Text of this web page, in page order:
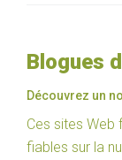
Blogues
Découvrez un
Ces sites Web
fiables sur la